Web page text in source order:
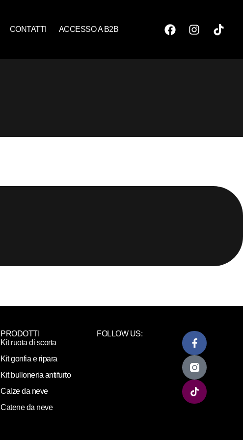
CONTATTI ACCESSO A B2B
PRODOTTI
Kit ruota di scorta
Kit gonfia e ripara
Kit bulloneria antifurto
Calze da neve
Catene da neve
FOLLOW US: